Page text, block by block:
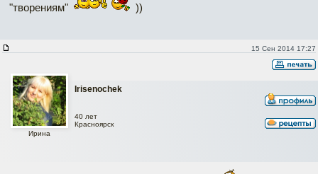
"творениям" ))
15 Сен 2014 17:27
Irisenochek
Ирина
40 лет
Красноярск